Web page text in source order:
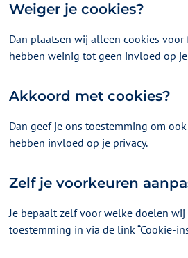
Volksgezondheid,
Welzijnsakkoord
handtekening. In het
op de zorg voor onze
Weiger je cookies?
Dan plaatsen wij alleen cookies
hebben weinig tot geen invloed op
Akkoord met cookies?
Dan geef je ons toestemming om
hebben invloed op je privacy.
Zelf je voorkeuren
Je bepaalt zelf voor welke doelen
toestemming in via de link “Cookie-